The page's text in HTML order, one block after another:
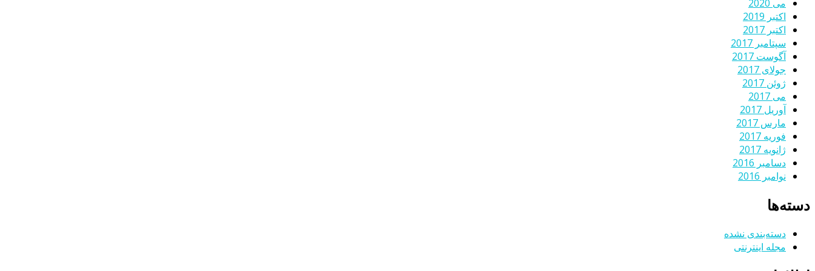
می 2020
اکتبر 2019
اکتبر 2017
سپتامبر 2017
آگوست 2017
جولای 2017
ژوئن 2017
می 2017
آوریل 2017
مارس 2017
فوریه 2017
ژانویه 2017
دسامبر 2016
نوامبر 2016
دسته‌ها
دسته‌بندی نشده
مجله اینترنتی